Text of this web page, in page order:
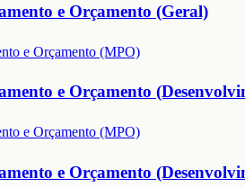
e Orçamento (Geral)
e Orçamento (MPO)
e Orçamento
e Orçamento (MPO)
e Orçamento